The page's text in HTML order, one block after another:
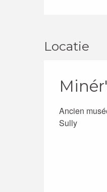
Locatie
Ancien
Sully